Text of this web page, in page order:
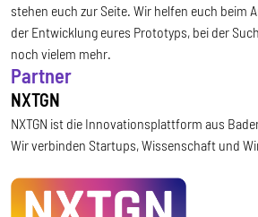
stehen euch zur Seite. Wir helfen euch beim
der Entwicklung eures Prototyps, bei der
noch vielem mehr.
Partner
NXTGN
NXTGN ist die Innovationsplattform aus
Wir verbinden Startups, Wissenschaft und